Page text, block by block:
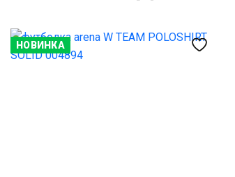
НОВИНКА